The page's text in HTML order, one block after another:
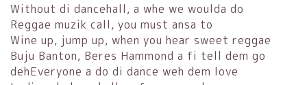
Without di dancehall, a whe we woulda do
Reggae muzik call, you must ansa to
Wine up, jump up, when you hear sweet reggae
Buju Banton, Beres Hammond a fi tell dem go
dehEveryone a do di dance weh dem love